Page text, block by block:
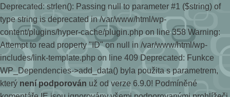
Deprecated: strlen(): Passing null to parameter #1 ($string) of
type string is deprecated in /var/www/html/wp-
content/plugins/hyper-cache/plugin.php on line 358 Warning:
Attempt to read property "ID" on null in /var/www/html/wp-
includes/link-template.php on line 409 Deprecated: Funkce
WP_Dependencies->add_data() byla použita s parametrem,
který není podporován už od verze 6.9.0! Podmíněné